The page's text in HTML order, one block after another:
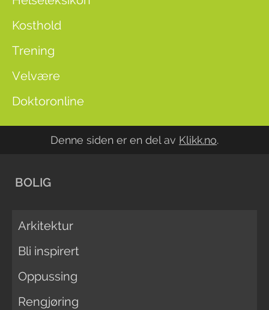
Kosthold
Trening
Velvære
Doktoronline
Denne siden er en del av Klikk.no.
BOLIG
Arkitektur
Bli inspirert
Oppussing
Rengjøring